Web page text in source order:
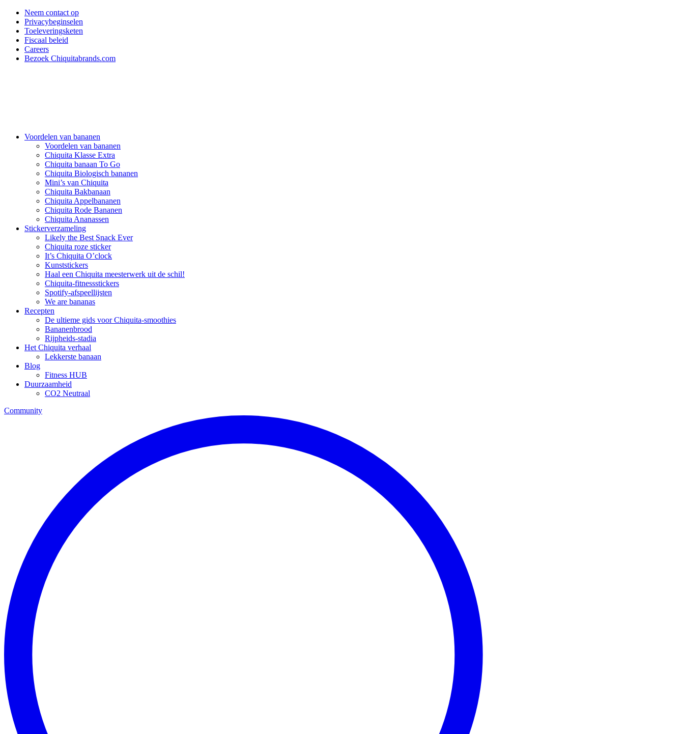
Neem contact op
Privacybeginselen
Toeleveringsketen
Fiscaal beleid
Careers
Bezoek Chiquitabrands.com
Voordelen van bananen
Voordelen van bananen
Chiquita Klasse Extra
Chiquita banaan To Go
Chiquita Biologisch bananen
Mini’s van Chiquita
Chiquita Bakbanaan
Chiquita Appelbananen
Chiquita Rode Bananen
Chiquita Ananassen
Stickerverzameling
Likely the Best Snack Ever
Chiquita roze sticker
It’s Chiquita O’clock
Kunststickers
Haal een Chiquita meesterwerk uit de schil!
Chiquita-fitnessstickers
Spotify-afspeellijsten
We are bananas
Recepten
De ultieme gids voor Chiquita-smoothies
Bananenbrood
Rijpheids-stadia
Het Chiquita verhaal
Lekkerste banaan
Blog
Fitness HUB
Duurzaamheid
CO2 Neutraal
Community